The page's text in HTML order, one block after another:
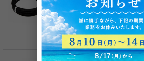
絞り込む
固定するにはバインド線！
必須品です。 ■サイズ（２
(幅) x 300m巻 (長さ) ・
巻 (長さ)